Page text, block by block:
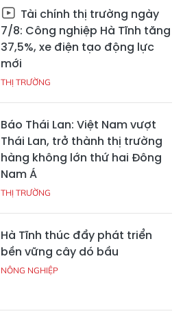
Tài chính thị trường ngày
7/8: Công nghiệp Hà Tĩnh tăng
37,5%, xe điện tạo động lực
mới
THỊ TRƯỜNG
Báo Thái Lan: Việt Nam vượt
Thái Lan, trở thành thị trường
hàng không lớn thứ hai Đông
Nam Á
THỊ TRƯỜNG
Hà Tĩnh thúc đẩy phát triển
bền vững cây dó bầu
NÔNG NGHIỆP